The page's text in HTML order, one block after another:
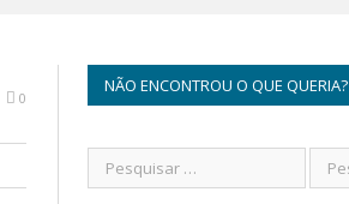
0
NÃO ENCONTROU O QUE QUERIA?